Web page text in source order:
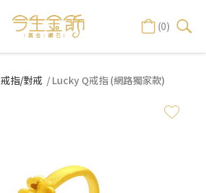
(0)
戒指/對戒 / Lucky Q戒指 (網路獨家款)